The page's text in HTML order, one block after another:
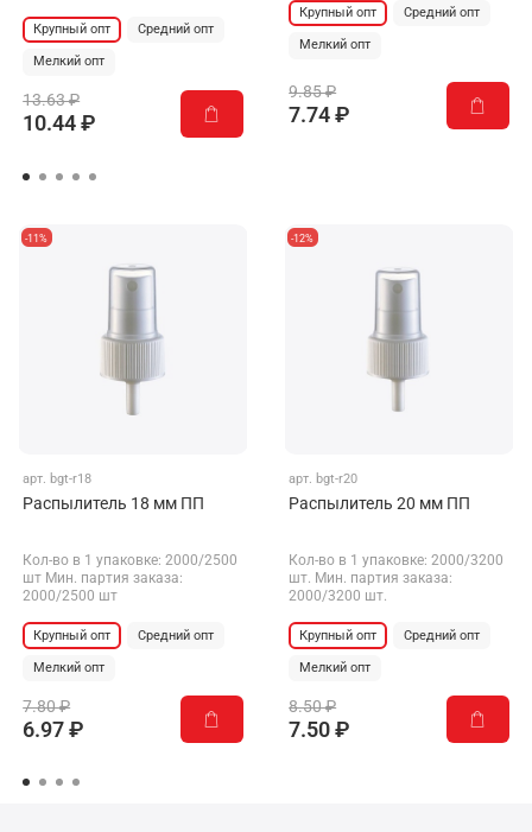
Крупный опт Средний опт
Мелкий опт
13.63 ₽
10.44 ₽
Крупный опт Средний опт
Мелкий опт
9.85 ₽
7.74 ₽
-11%
арт. bgt-r18
Распылитель 18 мм ПП
Кол-во в 1 упаковке: 2000/2500
шт Мин. партия заказа:
2000/2500 шт
Крупный опт Средний опт
Мелкий опт
7.80 ₽
6.97 ₽
-12%
арт. bgt-r20
Распылитель 20 мм ПП
Кол-во в 1 упаковке: 2000/3200
шт. Мин. партия заказа:
2000/3200 шт.
Крупный опт Средний опт
Мелкий опт
8.50 ₽
7.50 ₽